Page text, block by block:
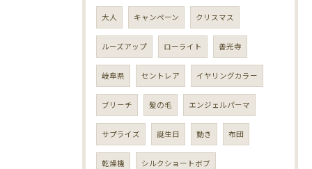
大人 キャンペーン クリスマス
ルーズアップ ローライト 善光寺
岐阜県 セントレア イヤリングカラー
ブリーチ 髪の毛 エンジェルパーマ
サプライズ 誕生日 動き 布団
乾燥機 シルクショートボブ